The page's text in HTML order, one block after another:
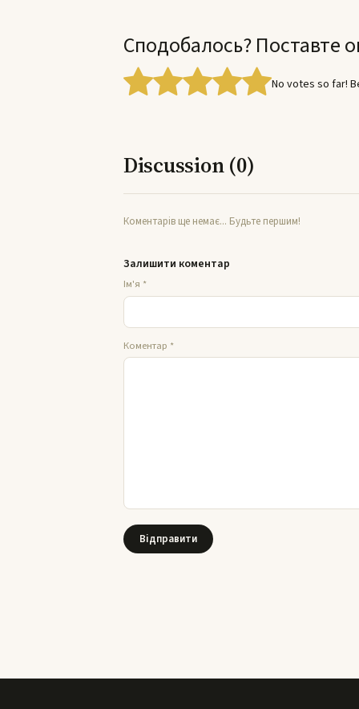
Сподобалось? Поставте
No votes so far!
Discussion (0)
Коментарів ще немає... Будьте першим!
Залишити коментар
Ім'я *
Коментар *